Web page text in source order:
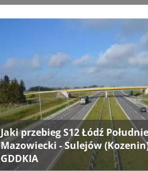
Jaki przebieg S12 Łódź
Mazowiecki - Sulejów
GDDKIA